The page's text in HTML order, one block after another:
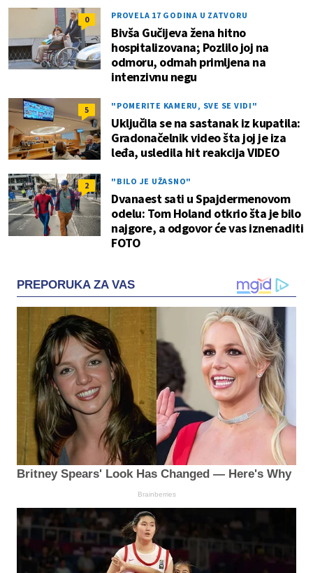
0 PROVELA 17 GODINA U ZATVORU
Bivša Gučijeva žena hitno
hospitalizovana; Pozlilo joj na
odmoru, odmah primljena na
intenzivnu negu
5 "POMERITE KAMERU, SVE SE VIDI"
Uključila se na sastanak iz kupatila:
Gradonačelnik video šta joj je iza
leđa, usledila hit reakcija VIDEO
2 "BILO JE UŽASNO"
Dvanaest sati u Spajdermenovom
odelu: Tom Holand otkrio šta je bilo
najgore, a odgovor će vas iznenaditi
FOTO
PREPORUKA ZA VAS
Britney Spears' Look Has Changed — Here's Why
Brainberries